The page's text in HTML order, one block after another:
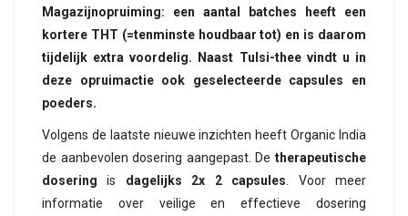
Magazijnopruiming: een aantal batches heeft een
kortere THT (=tenminste houdbaar tot) en is daarom
tijdelijk extra voordelig. Naast Tulsi-thee vindt u in
deze opruimactie ook geselecteerde capsules en
poeders.
Volgens de laatste nieuwe inzichten heeft Organic India
de aanbevolen dosering aangepast. De therapeutische
dosering is dagelijks 2x 2 capsules. Voor meer
informatie over veilige en effectieve dosering